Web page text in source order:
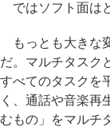
ではソフト面は
もっとも大きな
だ。マルチタスク
すべてのタスクを
く、通話や音楽再
むもの」をマルチ